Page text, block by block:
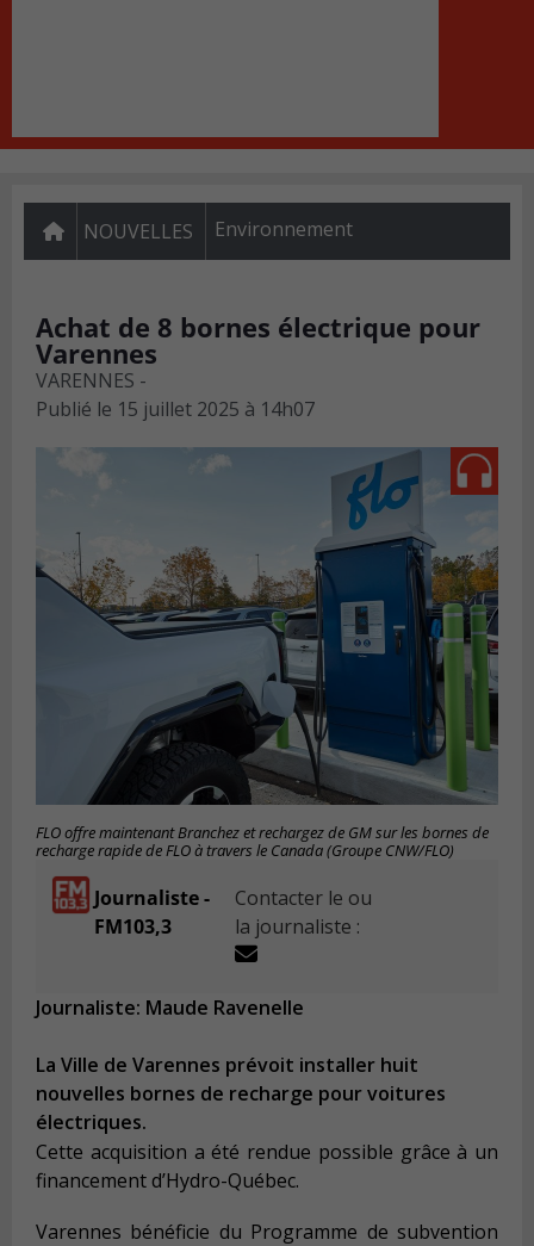
NOUVELLES Environnement
Achat de 8 bornes électrique pour
Varennes
VARENNES -
Publié le 15 juillet 2025 à 14h07
FLO offre maintenant Branchez et rechargez de GM sur les bornes de
recharge rapide de FLO à travers le Canada (Groupe CNW/FLO)
Journaliste -
FM103,3
Contacter le ou
la journaliste :
Journaliste: Maude Ravenelle
La Ville de Varennes prévoit installer huit
nouvelles bornes de recharge pour voitures
électriques.
Cette acquisition a été rendue possible grâce à un
financement d’Hydro-Québec.
Varennes bénéficie du Programme de subvention